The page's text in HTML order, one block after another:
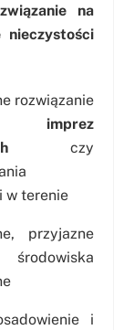
na
nieczystości
rozwiązanie
imprez
czy
w terenie
przyjazne
i